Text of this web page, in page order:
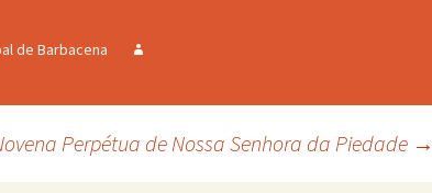
de Barbacena
Perpétua de Nossa Senhora da Piedade →